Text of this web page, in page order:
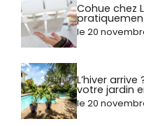
Cohue chez
le 20
L’hiver
votre jardin
le 20